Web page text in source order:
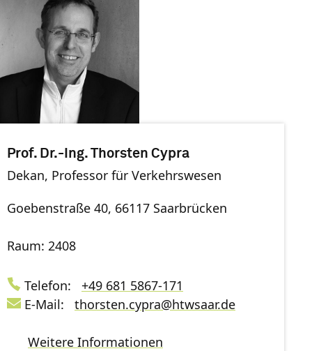
Prof. Dr.-Ing. Thorsten Cypra
Dekan, Professor für Verkehrswesen
Goebenstraße 40, 66117 Saarbrücken
Raum: 2408
Telefon:
+49 681 5867-171
E-Mail:
thorsten.cypra@htwsaar.de
Weitere Informationen